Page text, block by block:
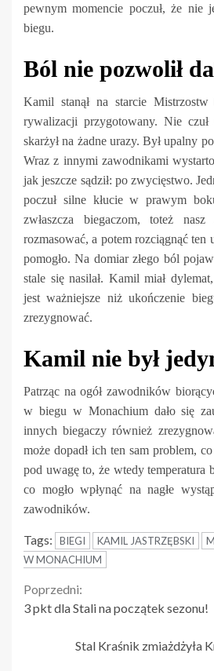
pewnym momencie poczuł, że nie
biegu.
Ból nie pozwolił
Kamil stanął na starcie
rywalizacji przygotowany. Nie
skarżył na żadne urazy. Był upalny
Wraz z innymi zawodnikami
jak jeszcze sądził: po zwycięstwo.
poczuł silne kłucie w prawym
zwłaszcza biegaczom, toteż nasz
rozmasować, a potem rozciągnąć ten
pomogło. Na domiar złego ból
stale się nasilał. Kamil miał
jest ważniejsze niż ukończenie
zrezygnować.
Kamil nie był
Patrząc na ogół zawodników
w biegu w Monachium dało się
innych biegaczy również
może dopadł ich ten sam problem,
pod uwagę to, że wtedy temperatura
co mogło wpłynąć na nagłe
zawodników.
Tags: BIEGI KAMIL JASTRZĘBSKI
W MONACHIUM
Continue
Reading
Poprzedni:
3 pkt dla Stali na początek sezonu!
Stal Kraśnik zmiażdżyła